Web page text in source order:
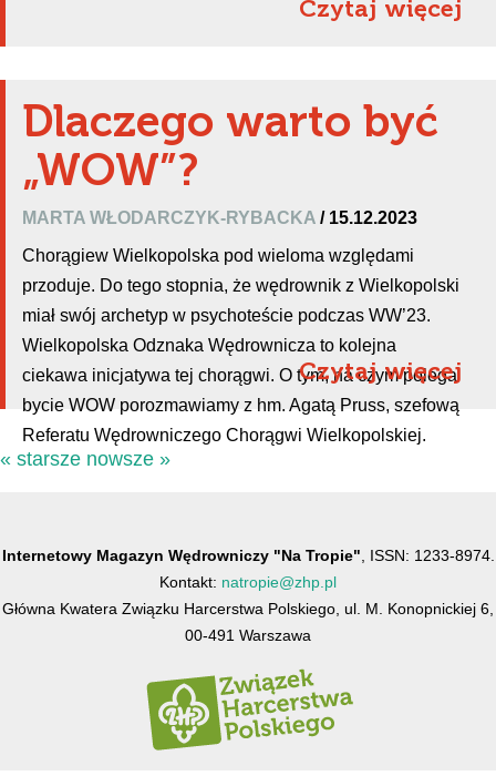
Czytaj więcej
Dlaczego warto być
„WOW”?
MARTA WŁODARCZYK-RYBACKA / 15.12.2023
Chorągiew Wielkopolska pod wieloma względami
przoduje. Do tego stopnia, że wędrownik z Wielkopolski
miał swój archetyp w psychoteście podczas WW’23.
Wielkopolska Odznaka Wędrownicza to kolejna
ciekawa inicjatywa tej chorągwi. O tym, na czym polega
bycie WOW porozmawiamy z hm. Agatą Pruss, szefową
Referatu Wędrowniczego Chorągwi Wielkopolskiej.
Czytaj więcej
« starsze nowsze »
Internetowy Magazyn Wędrowniczy "Na Tropie" , ISSN: 1233-8974.
Kontakt: natropie@zhp.pl
Główna Kwatera Związku Harcerstwa Polskiego, ul. M. Konopnickiej 6,
00-491 Warszawa